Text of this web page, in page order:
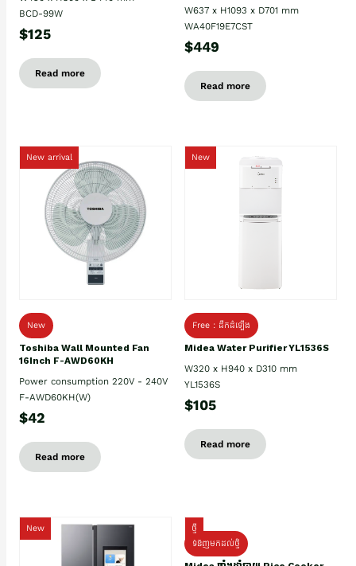
BCD-99W
$125
Read more
W637 x H1093 x D701 mm
WA40F19E7CST
$449
Read more
New arrival
New
Toshiba Wall Mounted Fan
16Inch F-AWD60KH
Power consumption 220V - 240V
F-AWD60KH(W)
$42
Read more
New
Free : ដឹកដំឡើង
Midea Water Purifier YL1536S
W320 x H940 x D310 mm
YL1536S
$105
Read more
New
ថ្មី
ទំនិញមកដល់ថ្មិ